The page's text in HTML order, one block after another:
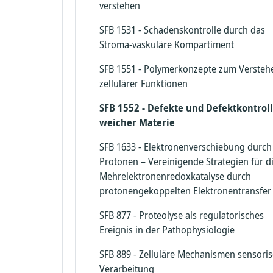
verstehen
SFB 1531 - Schadenskontrolle durch das
Stroma-vaskuläre Kompartiment
SFB 1551 - Polymerkonzepte zum
zellulärer Funktionen
SFB 1552 - Defekte und
weicher Materie
SFB 1633 - Elektronenverschiebung durch
Protonen – Vereinigende Strategien für
Mehrelektronenredoxkatalyse durch
protonengekoppelten Elektronentransfer
SFB 877 - Proteolyse als regulatorisches
Ereignis in der Pathophysiologie
SFB 889 - Zelluläre Mechanismen
Verarbeitung